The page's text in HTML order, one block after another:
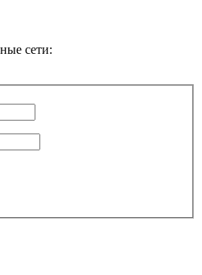
сети: